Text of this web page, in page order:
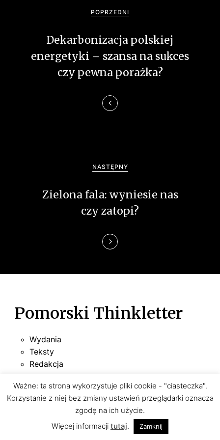
POPRZEDNI
Dekarbonizacja polskiej
energetyki – szansa na sukces
czy pewna porażka?
NASTĘPNY
Zielona fala: wyniesie nas
czy zatopi?
Pomorski Thinkletter
Wydania
Teksty
Redakcja
Ważne: ta strona wykorzystuje pliki cookie - "ciasteczka".
Korzystanie z niej bez zmiany ustawień przeglądarki oznacza
zgodę na ich użycie.
Więcej informacji tutaj. Zamknij